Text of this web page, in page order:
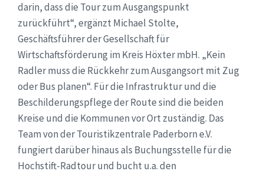
darin, dass die Tour zum Ausgangspunkt
zurückführt“, ergänzt Michael Stolte,
Geschäftsführer der Gesellschaft für
Wirtschaftsförderung im Kreis Höxter mbH. „Kein
Radler muss die Rückkehr zum Ausgangsort mit Zug
oder Bus planen“. Für die Infrastruktur und die
Beschilderungspflege der Route sind die beiden
Kreise und die Kommunen vor Ort zuständig. Das
Team von der Touristikzentrale Paderborn e.V.
fungiert darüber hinaus als Buchungsstelle für die
Hochstift-Radtour und bucht u.a. den